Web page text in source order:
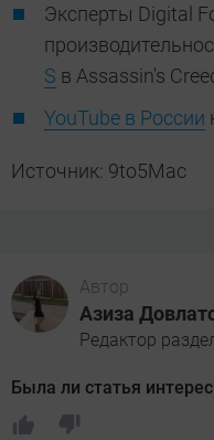
Эксперты Digital
S в Assassin's
YouTube в России
Источник: 9to5Mac
Автор
Азиза
Редактор
Была ли статья